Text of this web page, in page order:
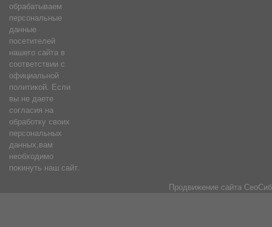
обрабатываем
персональные
данные
посетителей
нашего сайта в
соответствии с
официальной
политикой. Если
вы не даете
согласия на
обработку своих
персональных
данных,вам
необходимо
покинуть наш сайт.
Продвижение сайта СеоСиб